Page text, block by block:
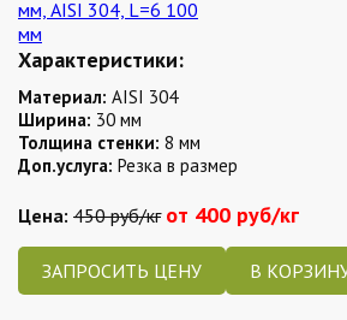
Характеристики:
Материал: AISI 304
Ширина: 30 мм
Толщина стенки: 8 мм
Доп.услуга: Резка в размер
Цена: 450 руб/кг от 400 руб/кг
ЗАПРОСИТЬ ЦЕНУ